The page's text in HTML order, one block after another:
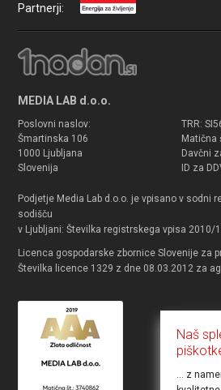
Partnerji:
MEDIA LAB d.o.o.
Poslovni naslov:
Šmartinska 106
1000 Ljubljana
Slovenija
TRR:
Matična
Davčni
ID za
Podjetje Media Lab d.o.o. je vpisano v sodni
sodišču
v Ljubljani: Številka registrskega vpisa 2010/
Licenca gospodarske zbornice Slovenije za
Številka licence 1329 z dne 08.03.2012 za
Naš
... z